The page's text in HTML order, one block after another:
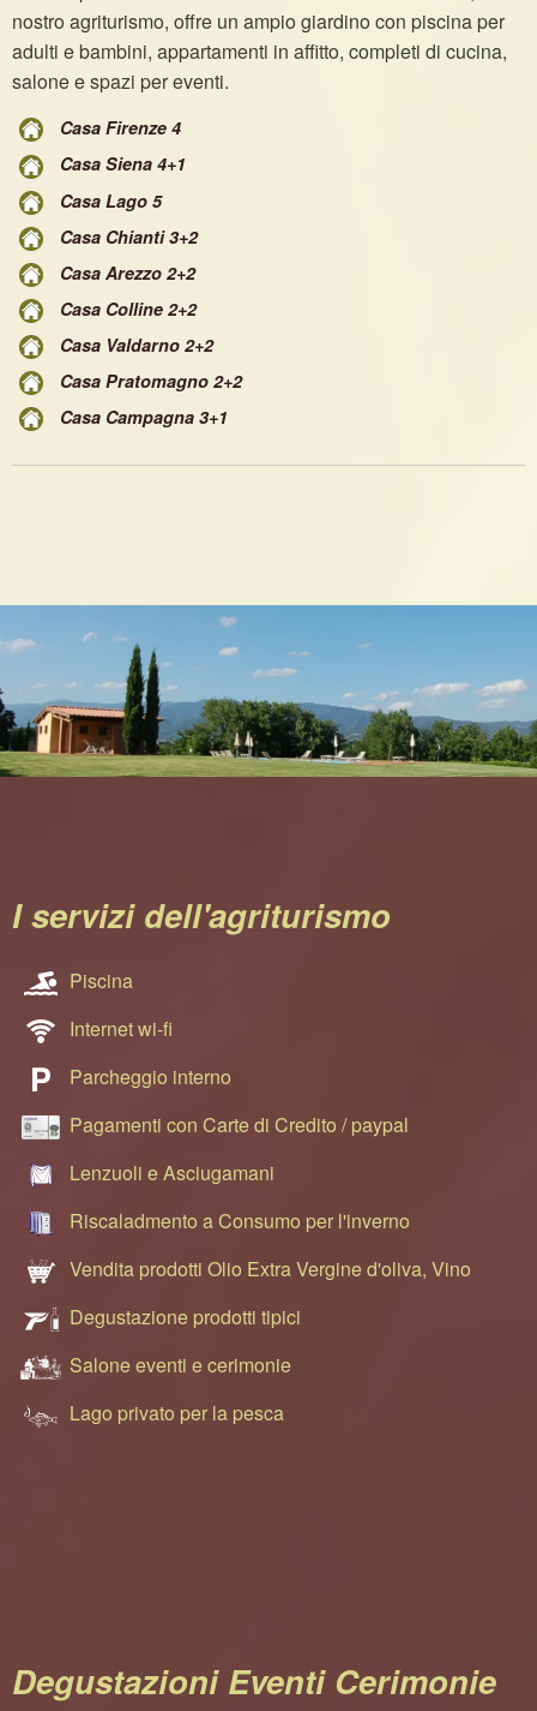
nostro agriturismo, offre un ampio giardino con piscina per
adulti e bambini, appartamenti in affitto, completi di cucina,
salone e spazi per eventi.
Casa Firenze 4
Casa Siena 4+1
Casa Lago 5
Casa Chianti 3+2
Casa Arezzo 2+2
Casa Colline 2+2
Casa Valdarno 2+2
Casa Pratomagno 2+2
Casa Campagna 3+1
I servizi dell'agriturismo
Piscina
Internet wi-fi
Parcheggio interno
Pagamenti con Carte di Credito / paypal
Lenzuoli e Asciugamani
Riscaladmento a Consumo per l'inverno
Vendita prodotti Olio Extra Vergine d'oliva, Vino
Degustazione prodotti tipici
Salone eventi e cerimonie
Lago privato per la pesca
Degustazioni Eventi Cerimonie